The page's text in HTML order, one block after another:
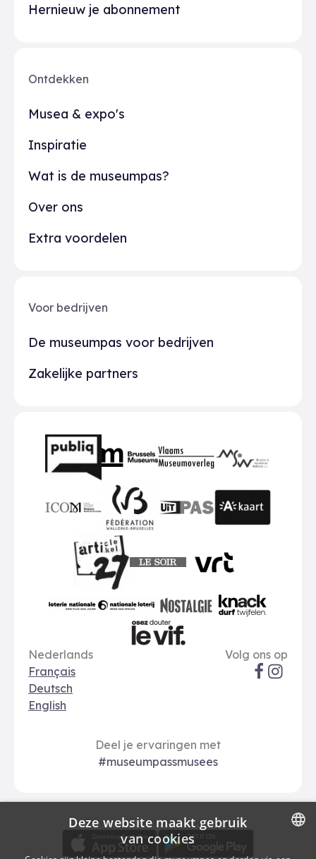
Ontdekken
Musea & expo's
Inspiratie
Wat is de museumpas?
Over ons
Extra voordelen
Voor bedrijven
De museumpas voor bedrijven
Zakelijke partners
Hernieuw je abonnement
Partners
FWB
Art 27
Nostalgie
Taal opties
Nederlands
Français
Deutsch
English
Sociale
Volg ons op
Deel je ervaringen met
#museumpassmusees
Download
Download de museumpas-app
Betalingsopties
Deze website maakt gebruik
van cookies